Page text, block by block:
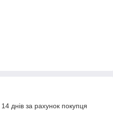
днів за рахунок покупця